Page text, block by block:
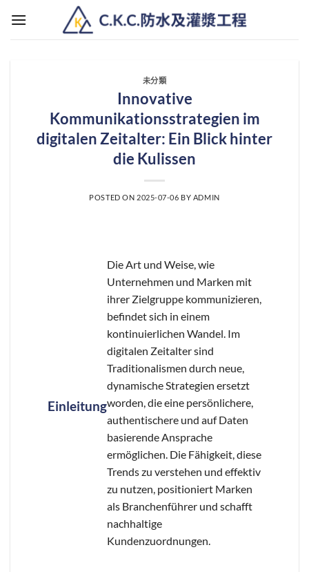
未分類
Innovative
Kommunikationsstrategien im
digitalen Zeitalter: Ein Blick hinter
die Kulissen
POSTED ON 2025-07-06 BY ADMIN
Einleitung
Die Art und Weise, wie
Unternehmen und Marken mit
ihrer Zielgruppe kommunizieren,
befindet sich in einem
kontinuierlichen Wandel. Im
digitalen Zeitalter sind
Traditionalismen durch neue,
dynamische Strategien ersetzt
worden, die eine persönlichere,
authentischere und auf Daten
basierende Ansprache
ermöglichen. Die Fähigkeit, diese
Trends zu verstehen und effektiv
zu nutzen, positioniert Marken
als Branchenführer und schafft
nachhaltige
Kundenzuordnungen.